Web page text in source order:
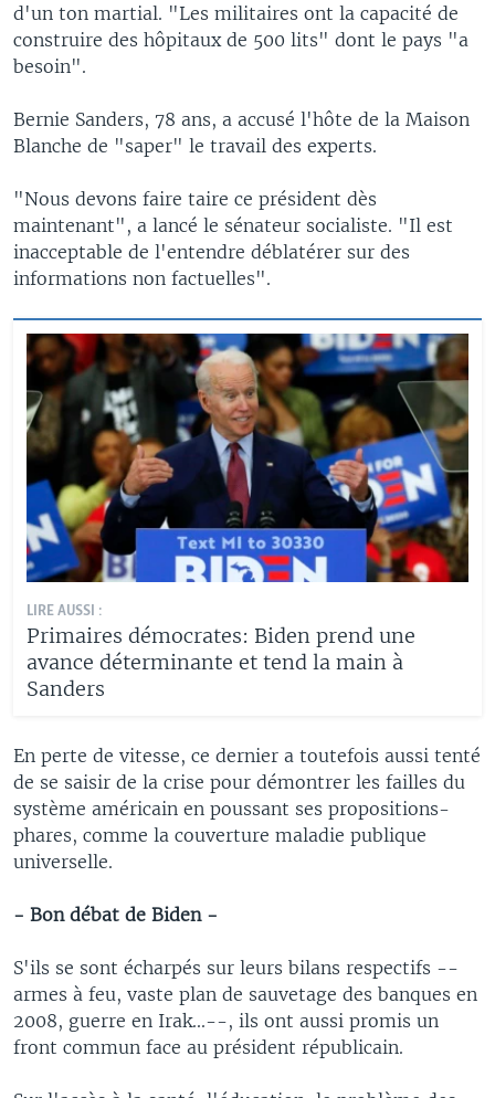
d'un ton martial. "Les militaires ont la capacité de
construire des hôpitaux de 500 lits" dont le pays "a
besoin".
Bernie Sanders, 78 ans, a accusé l'hôte de la Maison
Blanche de "saper" le travail des experts.
"Nous devons faire taire ce président dès
maintenant", a lancé le sénateur socialiste. "Il est
inacceptable de l'entendre déblatérer sur des
informations non factuelles".
LIRE AUSSI :
Primaires démocrates: Biden prend une
avance déterminante et tend la main à
Sanders
En perte de vitesse, ce dernier a toutefois aussi tenté
de se saisir de la crise pour démontrer les failles du
système américain en poussant ses propositions-
phares, comme la couverture maladie publique
universelle.
- Bon débat de Biden -
S'ils se sont écharpés sur leurs bilans respectifs --
armes à feu, vaste plan de sauvetage des banques en
2008, guerre en Irak...--, ils ont aussi promis un
front commun face au président républicain.